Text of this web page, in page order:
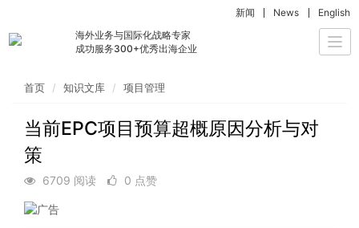
海外业务与国际化战略专家
成功服务300+优秀出海企业
新闻 News English
首页 知识文库 项目管理
当前EPC项目预算超概原因分析与对
策
6709 阅读 0 点赞